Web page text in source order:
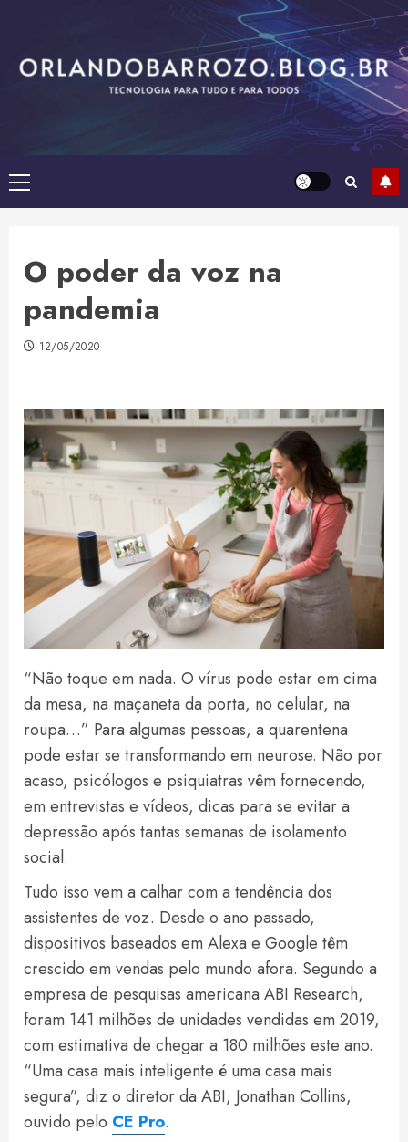
content
Primary
Menu
O poder da voz na
pandemia
12/05/2020
“Não toque em nada. O vírus pode estar em cima
da mesa, na maçaneta da porta, no celular, na
roupa…” Para algumas pessoas, a quarentena
pode estar se transformando em neurose. Não por
acaso, psicólogos e psiquiatras vêm fornecendo,
em entrevistas e vídeos, dicas para se evitar a
depressão após tantas semanas de isolamento
social.
Tudo isso vem a calhar com a tendência dos
assistentes de voz. Desde o ano passado,
dispositivos baseados em Alexa e Google têm
crescido em vendas pelo mundo afora. Segundo a
empresa de pesquisas americana ABI Research,
foram 141 milhões de unidades vendidas em 2019,
com estimativa de chegar a 180 milhões este ano.
“Uma casa mais inteligente é uma casa mais
segura”, diz o diretor da ABI, Jonathan Collins,
ouvido pelo CE Pro.